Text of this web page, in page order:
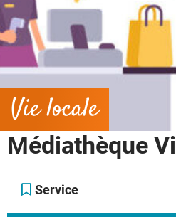
Vie locale
Médiathèque
Service